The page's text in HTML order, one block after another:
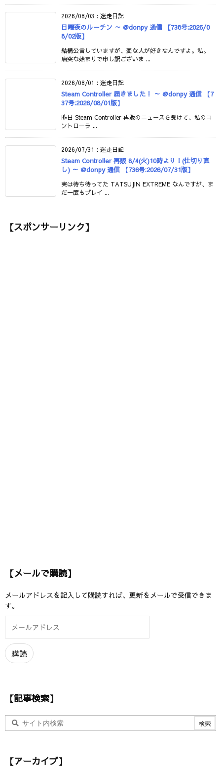
2026/08/03 : 迷走日記
日曜夜のルーチン ～ @donpy 通信 【738号:2026/0
8/02版】
結構公言していますが、変な人が好きなんですよ。私。
唐突な始まりで申し訳ございま ...
2026/08/01 : 迷走日記
Steam Controller 届きました！ ～ @donpy 通信 【7
37号:2026/08/01版】
昨日 Steam Controller 再販のニュースを受けて、私のコ
ントローラ ...
2026/07/31 : 迷走日記
Steam Controller 再販 8/4(火)10時より！(仕切り直
し) ～ @donpy 通信 【736号:2026/07/31版】
実は待ち待ってた TATSUJIN EXTREME なんですが、ま
だ一度もプレイ ...
【スポンサーリンク】
【メールで購読】
メールアドレスを記入して購読すれば、更新をメールで受信できま
す。
ル
ア
ド
購読
【記事検索】
【アーカイブ】